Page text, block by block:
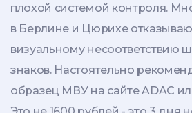
плохой системой контроля.
в Берлине и Цюрихе
визуальному несоответствию
знаков. Настоятельно
образец МВУ на сайте ADAC